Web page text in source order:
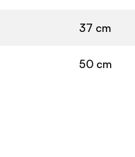
37 cm
50 cm